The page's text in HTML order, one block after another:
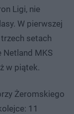
Ligi, nie
W pierwszej
setach
Netland MKS
w piątek.
Żeromskiego
11